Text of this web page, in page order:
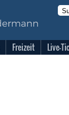
Freizeit Live-